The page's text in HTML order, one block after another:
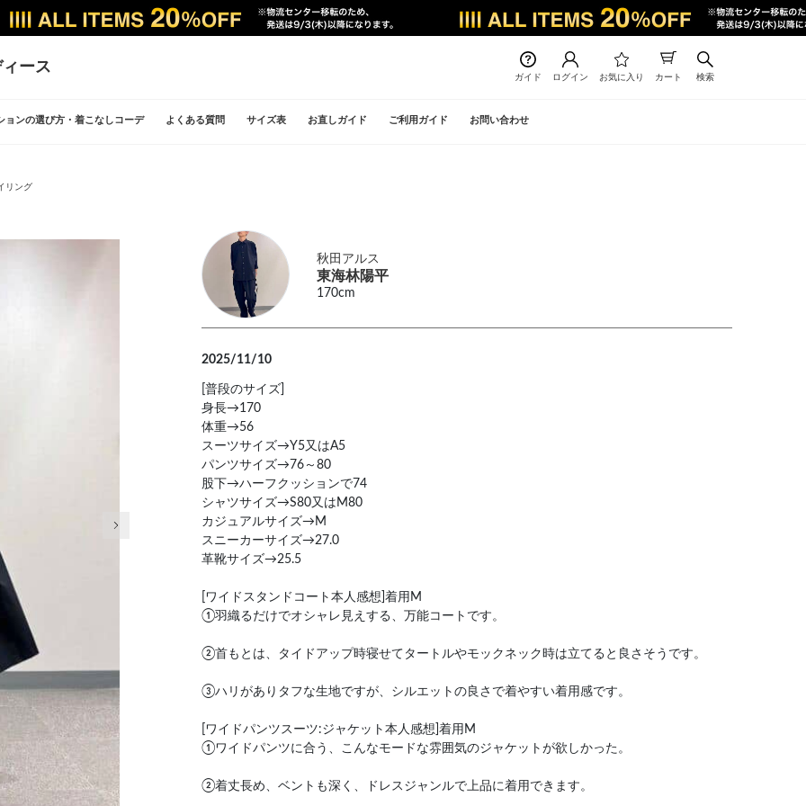
ース
ガイド ログイン お気に入り カート 検索
ョンの選び方・着こなしコーデ よくある質問 サイズ表 お直しガイド ご利用ガイド お問い合わせ
リング
秋田アルス
東海林陽平
170cm
2025/11/10
[普段のサイズ]
身長→170
体重→56
スーツサイズ→Y5又はA5
パンツサイズ→76～80
股下→ハーフクッションで74
シャツサイズ→S80又はM80
カジュアルサイズ→M
スニーカーサイズ→27.0
革靴サイズ→25.5
[ワイドスタンドコート本人感想]着用M
①羽織るだけでオシャレ見えする、万能コートです。
②首もとは、タイドアップ時寝せてタートルやモックネック時は立てると良さそうです。
③ハリがありタフな生地ですが、シルエットの良さで着やすい着用感です。
[ワイドパンツスーツ:ジャケット本人感想]着用M
①ワイドパンツに合う、こんなモードな雰囲気のジャケットが欲しかった。
②着丈長め、ベントも深く、ドレスジャンルで上品に着用できます。